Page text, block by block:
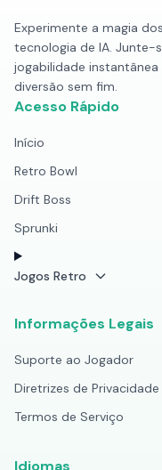
Experimente a magia
tecnologia de IA. Junte-
jogabilidade
diversão sem fim.
Acesso Rápido
Início
Retro Bowl
Drift Boss
Sprunki
Jogos Retro
Informações Legais
Suporte ao Jogador
Diretrizes de Privacidade
Termos de Serviço
Idiomas